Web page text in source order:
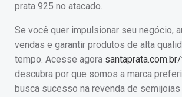
prata 925 no atacado.
Se você quer impulsionar seu negócio,
vendas e garantir produtos de alta
tempo. Acesse agora
descubra por que somos a marca
busca sucesso na revenda de